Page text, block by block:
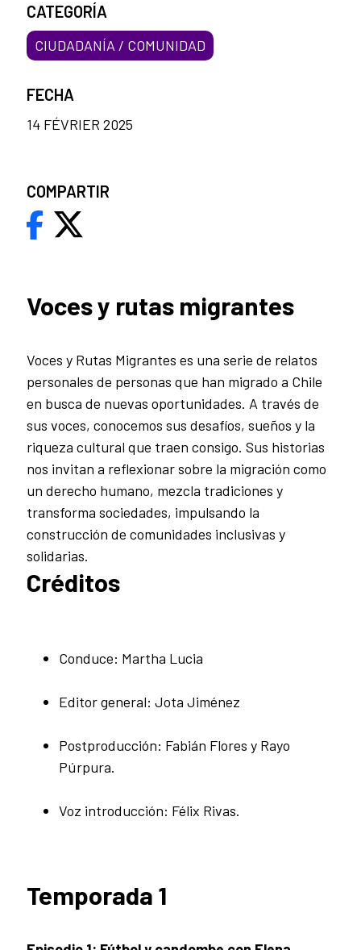
Voces y rutas migrantes
Voces y Rutas Migrantes es una serie de relatos
personales de personas que han migrado a Chile
en busca de nuevas oportunidades. A través de
sus voces, conocemos sus desafíos, sueños y la
riqueza cultural que traen consigo. Sus historias
nos invitan a reflexionar sobre la migración como
un derecho humano, mezcla tradiciones y
transforma sociedades, impulsando la
construcción de comunidades inclusivas y
solidarias.
Créditos
Conduce: Martha Lucia
Editor general: Jota Jiménez
Postproducción: Fabián Flores y Rayo
Púrpura.
Voz introducción: Félix Rivas.
Temporada 1
CATEGORÍA
CIUDADANÍA / COMUNIDAD
FECHA
14 FÉVRIER 2025
COMPARTIR